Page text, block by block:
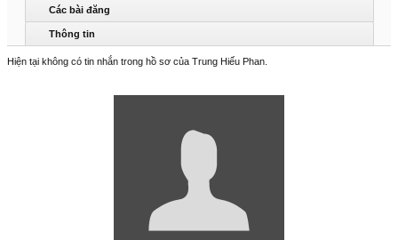
Các bài đăng
Thông tin
Hiện tại không có tin nhắn trong hồ sơ của Trung Hiếu Phan.